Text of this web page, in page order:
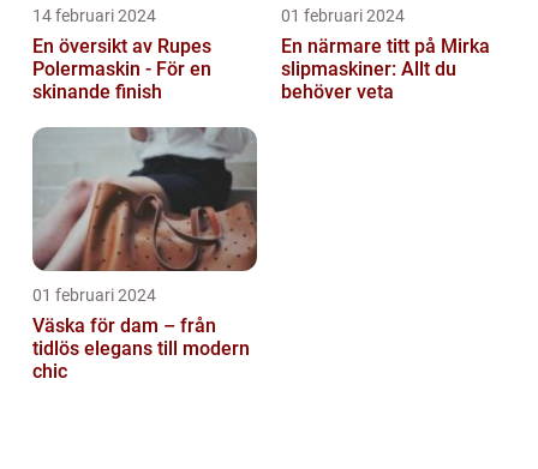
14 februari 2024
En översikt av Rupes
Polermaskin - För en
skinande finish
01 februari 2024
En närmare titt på Mirka
slipmaskiner: Allt du
behöver veta
01 februari 2024
Väska för dam – från
tidlös elegans till modern
chic